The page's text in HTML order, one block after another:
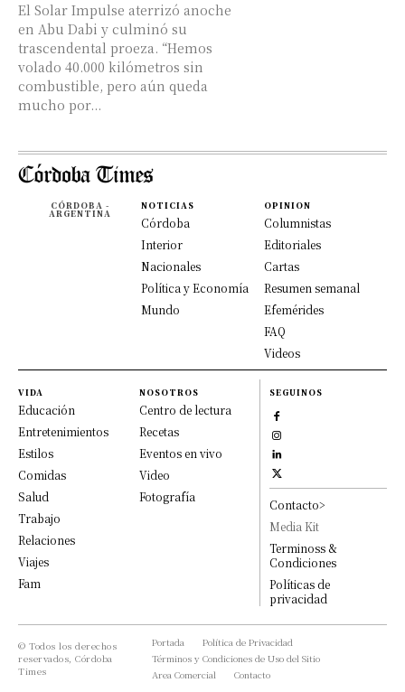
El Solar Impulse aterrizó anoche
en Abu Dabi y culminó su
trascendental proeza. “Hemos
volado 40.000 kilómetros sin
combustible, pero aún queda
mucho por...
CÓRDOBA -
ARGENTINA
NOTICIAS
Córdoba
Interior
Nacionales
Política y Economía
Mundo
OPINION
Columnistas
Editoriales
Cartas
Resumen semanal
Efemérides
FAQ
Videos
VIDA
Educación
Entretenimientos
Estilos
Comidas
Salud
Trabajo
Relaciones
Viajes
Fam
NOSOTROS
Centro de lectura
Recetas
Eventos en vivo
Video
Fotografía
SEGUINOS
Contacto>
Media Kit
Terminoss &
Condiciones
Políticas de
privacidad
© Todos los derechos
reservados, Córdoba
Times
Portada
Política de Privacidad
Términos y Condiciones de Uso del Sitio
Area Comercial
Contacto